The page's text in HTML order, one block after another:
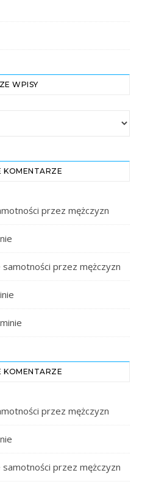
WPISY
KOMENTARZE
przez mężczyzn
samotności przez mężczyzn
KOMENTARZE
przez mężczyzn
samotności przez mężczyzn